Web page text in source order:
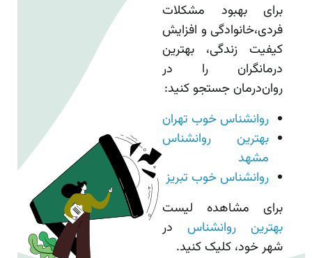
برای بهبود مشکلات
فردی،خانوادگی و افزایش
کیفیت زندگی، بهترین
درمانگران را در
روان‌درمان جستجو کنید:
روانشناس خوب تهران
بهترین روانشناس
مشهد
روانشناس خوب تبریز
برای مشاهده لیست
بهترین روانشناس در
شهر خود، کلیک کنید.